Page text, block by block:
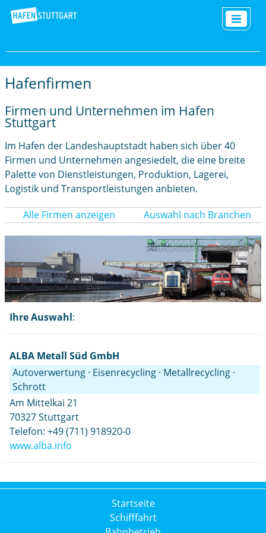
Hafenfirmen
Firmen und Unternehmen im Hafen
Stuttgart
Im Hafen der Landeshauptstadt haben sich über 40
Firmen und Unternehmen angesiedelt, die eine breite
Palette von Dienstleistungen, Produktion, Lagerei,
Logistik und Transportleistungen anbieten.
Alle Firmen anzeigen Auswahl nach Branchen
Ihre Auswahl:
ALBA Metall Süd GmbH
Autoverwertung · Eisenrecycling · Metallrecycling ·
Schrott
Am Mittelkai 21
70327 Stuttgart
Telefon: +49 (711) 918920-0
www.alba.info
Startseite
Schifffahrt